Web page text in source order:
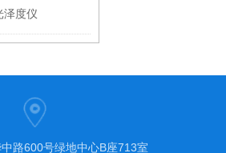
泽度仪
路600号绿地中心B座713室